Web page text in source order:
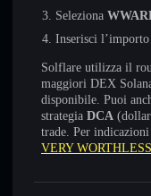
Seleziona
Inserisci
Solflare utilizza il
maggiori DEX
disponibile. Puoi
strategia DCA
trade. Per
VERY WORTHLESS